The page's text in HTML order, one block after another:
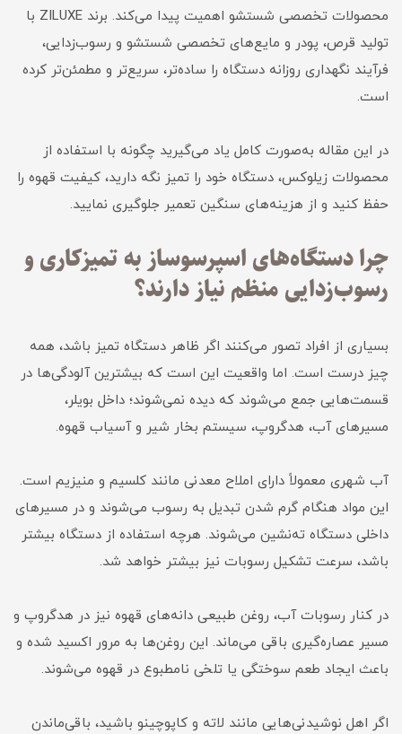
محصولات تخصصی شستشو اهمیت پیدا می‌کند. برند ZILUXE با
تولید قرص، پودر و مایع‌های تخصصی شستشو و رسوب‌زدایی،
فرآیند نگهداری روزانه دستگاه را ساده‌تر، سریع‌تر و مطمئن‌تر کرده
است.
در این مقاله به‌صورت کامل یاد می‌گیرید چگونه با استفاده از
محصولات زیلوکس، دستگاه خود را تمیز نگه دارید، کیفیت قهوه را
حفظ کنید و از هزینه‌های سنگین تعمیر جلوگیری نمایید.
چرا دستگاه‌های اسپرسوساز به تمیزکاری و
رسوب‌زدایی منظم نیاز دارند؟
بسیاری از افراد تصور می‌کنند اگر ظاهر دستگاه تمیز باشد، همه
چیز درست است. اما واقعیت این است که بیشترین آلودگی‌ها در
قسمت‌هایی جمع می‌شوند که دیده نمی‌شوند؛ داخل بویلر،
مسیرهای آب، هدگروپ، سیستم بخار شیر و آسیاب قهوه.
آب شهری معمولاً دارای املاح معدنی مانند کلسیم و منیزیم است.
این مواد هنگام گرم شدن تبدیل به رسوب می‌شوند و در مسیرهای
داخلی دستگاه ته‌نشین می‌شوند. هرچه استفاده از دستگاه بیشتر
باشد، سرعت تشکیل رسوبات نیز بیشتر خواهد شد.
در کنار رسوبات آب، روغن طبیعی دانه‌های قهوه نیز در هدگروپ و
مسیر عصاره‌گیری باقی می‌ماند. این روغن‌ها به مرور اکسید شده و
باعث ایجاد طعم سوختگی یا تلخی نامطبوع در قهوه می‌شوند.
اگر اهل نوشیدنی‌هایی مانند لاته و کاپوچینو باشید، باقی‌ماندن